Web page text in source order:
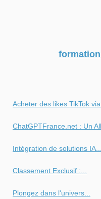
Acheter des likes TikTok
ChatGPTFrance.net : Un
Intégration de solutions IA...
Classement Exclusif :...
Plongez dans l'univers...